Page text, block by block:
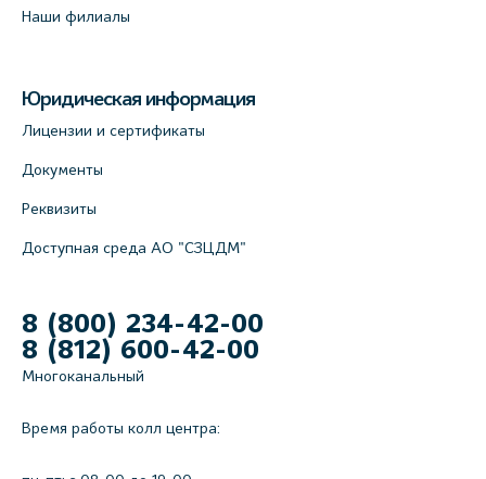
Наши филиалы
Юридическая информация
Лицензии и сертификаты
Документы
Реквизиты
Доступная среда АО "СЗЦДМ"
8 (800) 234-42-00
8 (812) 600-42-00
Многоканальный
Время работы колл центра: